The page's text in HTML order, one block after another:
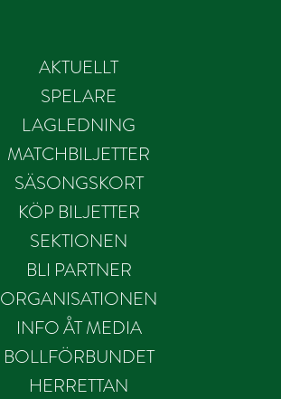
AKTUELLT
SPELARE
LAGLEDNING
MATCHBILJETTER
SÄSONGSKORT
KÖP BILJETTER
SEKTIONEN
BLI PARTNER
ORGANISATIONEN
INFO ÅT MEDIA
BOLLFÖRBUNDET
HERRETTAN